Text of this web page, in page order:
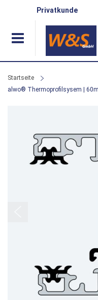
Privatkunde
Startseite
alwo® Thermoprofilsysem |
Bildergalerie